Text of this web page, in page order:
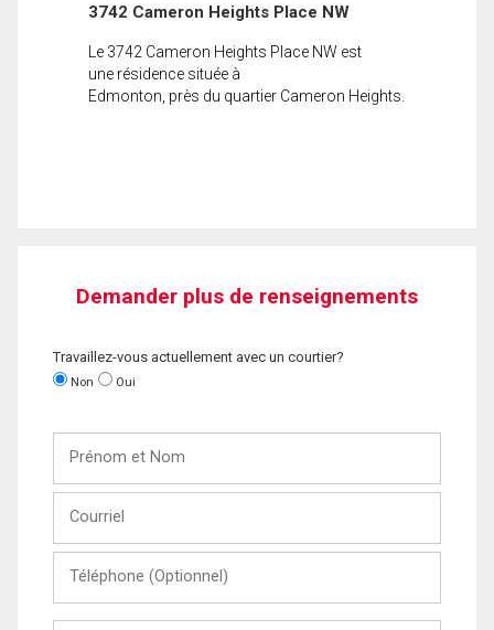
3742 Cameron Heights Place NW
Le 3742 Cameron Heights Place NW est
une résidence située à
Edmonton, près du quartier Cameron Heights.
Demander plus de renseignements
Travaillez-vous actuellement avec un courtier?
Non Oui
Nom
(Optionnel)
Message